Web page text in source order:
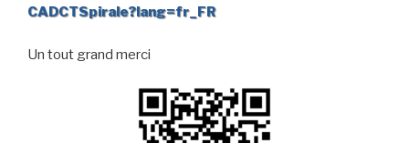
CADCTSpirale?lang=fr_FR
Un tout grand merci